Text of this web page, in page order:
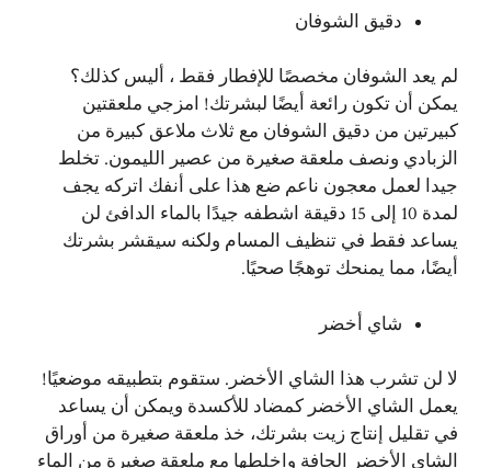
دقيق الشوفان
لم يعد الشوفان مخصصًا للإفطار فقط ، أليس كذلك؟
يمكن أن تكون رائعة أيضًا لبشرتك! امزجي ملعقتين
كبيرتين من دقيق الشوفان مع ثلاث ملاعق كبيرة من
الزبادي ونصف ملعقة صغيرة من عصير الليمون. تخلط
جيدا لعمل معجون ناعم ضع هذا على أنفك اتركه يجف
لمدة 10 إلى 15 دقيقة اشطفه جيدًا بالماء الدافئ لن
يساعد فقط في تنظيف المسام ولكنه سيقشر بشرتك
أيضًا، مما يمنحك توهجًا صحيًا.
شاي أخضر
لا لن تشرب هذا الشاي الأخضر. ستقوم بتطبيقه موضعيًا!
يعمل الشاي الأخضر كمضاد للأكسدة ويمكن أن يساعد
في تقليل إنتاج زيت بشرتك، خذ ملعقة صغيرة من أوراق
الشاي الأخضر الجافة واخلطها مع ملعقة صغيرة من الماء